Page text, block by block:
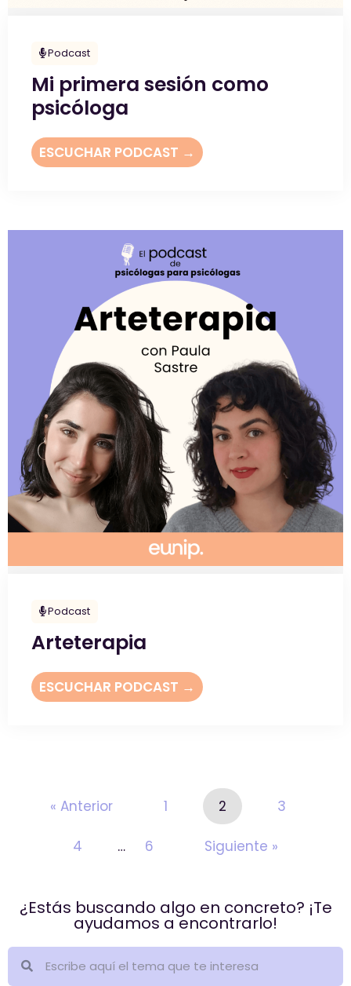
Podcast
Mi primera sesión como
psicóloga
ESCUCHAR PODCAST →
Podcast
Arteterapia
ESCUCHAR PODCAST →
« Anterior 1 2 3
4 … 6 Siguiente »
¿Estás buscando algo en concreto? ¡Te
ayudamos a encontrarlo!